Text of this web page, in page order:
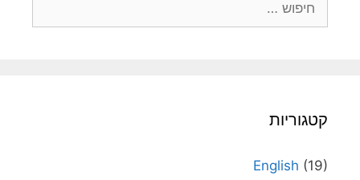
קטגוריות
English (19)